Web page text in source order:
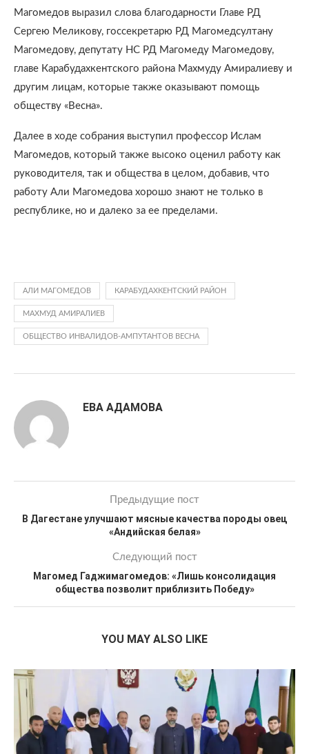
Магомедов выразил слова благодарности Главе РД
Сергею Меликову, госсекретарю РД Магомедсултану
Магомедову, депутату НС РД Магомеду Магомедову,
главе Карабудахкентского района Махмуду Амиралиеву и
другим лицам, которые также оказывают помощь
обществу «Весна».
Далее в ходе собрания выступил профессор Ислам
Магомедов, который также высоко оценил работу как
руководителя, так и общества в целом, добавив, что
работу Али Магомедова хорошо знают не только в
республике, но и далеко за ее пределами.
АЛИ МАГОМЕДОВ КАРАБУДАХКЕНТСКИЙ РАЙОН
МАХМУД АМИРАЛИЕВ
ОБЩЕСТВО ИНВАЛИДОВ-АМПУТАНТОВ ВЕСНА
ЕВА АДАМОВА
Предыдущие пост
В Дагестане улучшают мясные качества породы овец
«Андийская белая»
Следующий пост
Магомед Гаджимагомедов: «Лишь консолидация
общества позволит приблизить Победу»
YOU MAY ALSO LIKE